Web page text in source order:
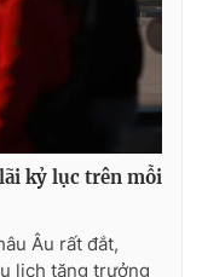
Việt
bằng AI
kỷ lục trên mỗi
Âu rất đắt,
lịch tăng trưởng